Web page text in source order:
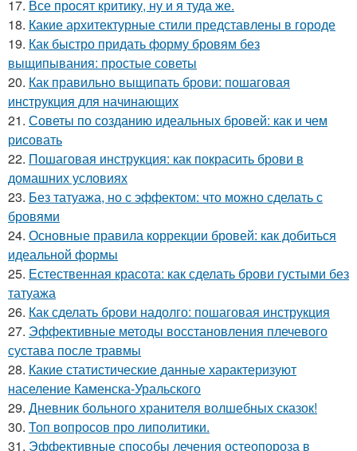
17. Все просят критику, ну и я туда же.
18. Какие архитектурные стили представлены в городе
19. Как быстро придать форму бровям без
выщипывания: простые советы
20. Как правильно выщипать брови: пошаговая
инструкция для начинающих
21. Советы по созданию идеальных бровей: как и чем
рисовать
22. Пошаговая инструкция: как покрасить брови в
домашних условиях
23. Без татуажа, но с эффектом: что можно сделать с
бровями
24. Основные правила коррекции бровей: как добиться
идеальной формы
25. Естественная красота: как сделать брови густыми без
татуажа
26. Как сделать брови надолго: пошаговая инструкция
27. Эффективные методы восстановления плечевого
сустава после травмы
28. Какие статистические данные характеризуют
население Каменска-Уральского
29. Дневник больного хранителя волшебных сказок!
30. Топ вопросов про липолитики.
31. Эффективные способы лечения остеопороза в